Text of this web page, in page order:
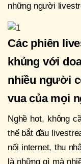
những người
Các phiên
khủng với
nhiều người
vua của mọi
Nghề hot, không
thể bắt đầu
nối internet, thu
là những gì mà